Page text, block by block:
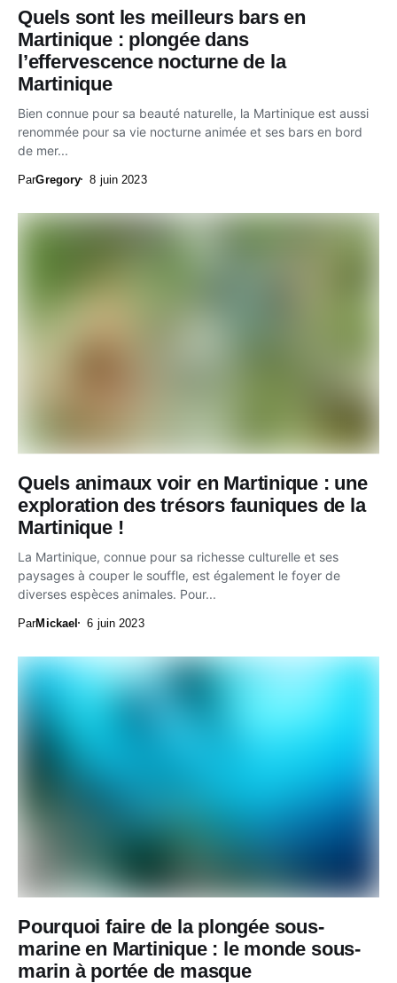
Quels sont les meilleurs bars en
Martinique : plongée dans
l’effervescence nocturne de la
Martinique
Bien connue pour sa beauté naturelle, la Martinique est aussi
renommée pour sa vie nocturne animée et ses bars en bord
de mer...
ParGregory 8 juin 2023
Quels animaux voir en Martinique : une
exploration des trésors fauniques de la
Martinique !
La Martinique, connue pour sa richesse culturelle et ses
paysages à couper le souffle, est également le foyer de
diverses espèces animales. Pour...
ParMickael 6 juin 2023
Pourquoi faire de la plongée sous-
marine en Martinique : le monde sous-
marin à portée de masque